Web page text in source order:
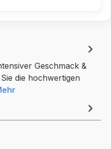
Geschmack &
die hochwertigen